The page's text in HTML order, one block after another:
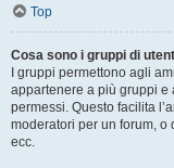
Top
Cosa sono i gruppi di
I gruppi permettono agli
appartenere a più gruppi e
permessi. Questo facilita
moderatori per un forum, o
ecc.